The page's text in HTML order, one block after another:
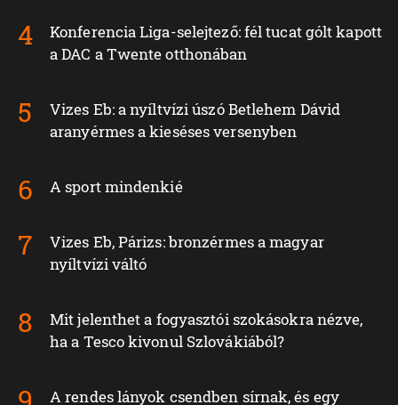
Konferencia Liga-selejtező: fél tucat gólt kapott
a DAC a Twente otthonában
Vizes Eb: a nyíltvízi úszó Betlehem Dávid
aranyérmes a kieséses versenyben
A sport mindenkié
Vizes Eb, Párizs: bronzérmes a magyar
nyíltvízi váltó
Mit jelenthet a fogyasztói szokásokra nézve,
ha a Tesco kivonul Szlovákiából?
A rendes lányok csendben sírnak, és egy